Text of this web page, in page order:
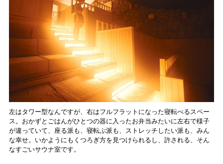
左はタワー型なんですが、右はフルフラットになった寝転べるスペー
ス。おかずとごはんがひとつの器に入ったお弁当みたいに左右で様子
が違っていて、座る派も、寝転ぶ派も、ストレッチしたい派も、みん
な幸せ。いかようにもくつろぎ方を見つけられるし、許される、そん
なすごいサウナ室です。